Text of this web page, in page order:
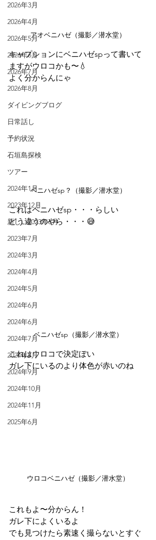
2026年3月
2026年4月
2026年5月
2026年6月
2026年7月
2026年8月
ダイビングブログ
日常話し
予約状況
石垣島探検
ツアー
2024年1月
2023年12月
新しい2023年6月
2023年7月
2024年3月
2024年4月
2024年5月
2024年6月
2024年6月
2024年7月
2024年8月
2024年9月
2024年10月
2024年11月
2025年6月
アオベニハゼ（撮影／潜水堂）
キャプションにベニハゼspって書いて
ますがウロコかも〜💧
よく分からんにゃ
ベニハゼsp？（撮影／潜水堂）
これはベニハゼsp・・・らしい
どう違うのやら・・・😅
ベニハゼsp（撮影／潜水堂）
これはウロコで決定ぽい
ガレ下にいるのより体色が赤いのね
ウロコベニハゼ（撮影／潜水堂）
これもよ〜分からん！
ガレ下によくいるよ
でも見つけたら素速く撮らないとすぐ